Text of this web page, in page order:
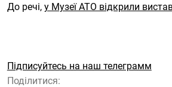
До речі, у Музеї АТО відкрили
Підписуйтесь на наш телеграмм
Поділитися: